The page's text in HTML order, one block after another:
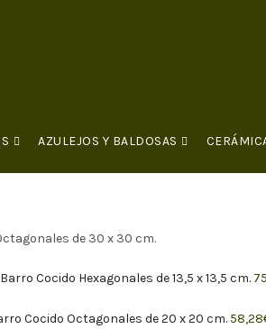
AZULEJOS Y BALDOSAS
de 30 x 30 cm.
Cocido Hexagonales de 13,5 x 13,5 cm.
Cocido Octagonales de 20 x 20 cm. 58,28